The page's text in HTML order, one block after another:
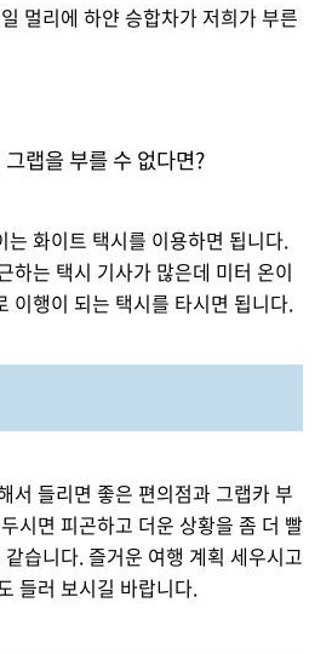
멀리에 하얀 승합차가 저희가 부른
랩을 부를 수 없다면?
는 화이트 택시를 이용하면 됩니다.
하는 택시 기사가 많은데 미터 온이
이행이 되는 택시를 타시면 됩니다.
서 들리면 좋은 편의점과 그랩카 부
시면 피곤하고 더운 상황을 좀 더 빨
습니다. 즐거운 여행 계획 세우시고
들러 보시길 바랍니다.